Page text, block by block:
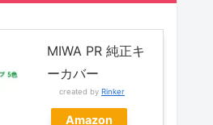
MIWA PR 純正キ
ーカバー
created by Rinker
Amazon